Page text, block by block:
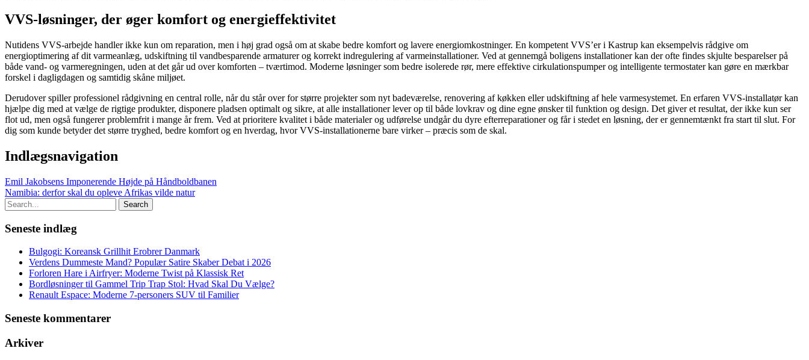
VVS-løsninger, der øger komfort og energieffektivitet
Nutidens VVS-arbejde handler ikke kun om reparation, men i høj grad også om at skabe bedre komfort og lavere energiomkostninger. En kompetent VVS’er i Kastrup kan eksempelvis rådgive om
energioptimering af dit varmeanlæg, udskiftning til vandbesparende armaturer og korrekt indregulering af varmeinstallationer. Ved at gennemgå boligens installationer kan der ofte findes skjulte besparelser på
både vand- og varmeregningen, uden at det går ud over komforten – tværtimod. Moderne løsninger som bedre isolerede rør, mere effektive cirkulationspumper og intelligente termostater kan gøre en mærkbar
forskel i dagligdagen og samtidig skåne miljøet.
Derudover spiller professionel rådgivning en central rolle, når du står over for større projekter som nyt badeværelse, renovering af køkken eller udskiftning af hele varmesystemet. En erfaren VVS-installatør kan
hjælpe dig med at vælge de rigtige produkter, disponere pladsen optimalt og sikre, at alle installationer lever op til både lovkrav og dine egne ønsker til funktion og design. Det giver et resultat, der ikke kun ser
flot ud, men også fungerer problemfrit i mange år frem. Ved at prioritere kvalitet i både materialer og udførelse undgår du dyre efterreparationer og får i stedet en løsning, der er gennemtænkt fra start til slut. For
dig som kunde betyder det større tryghed, bedre komfort og en hverdag, hvor VVS-installationerne bare virker – præcis som de skal.
Indlægsnavigation
Emil Jakobsens Imponerende Højde på Håndboldbanen
Namibia: derfor skal du opleve Afrikas vilde natur
Seneste indlæg
Bulgogi: Koreansk Grillhit Erobrer Danmark
Verdens Dummeste Mand? Populær Satire Skaber Debat i 2026
Forloren Hare i Airfryer: Moderne Twist på Klassisk Ret
Bordløsninger til Gammel Trip Trap Stol: Hvad Skal Du Vælge?
Renault Espace: Moderne 7-personers SUV til Familier
Seneste kommentarer
Arkiver